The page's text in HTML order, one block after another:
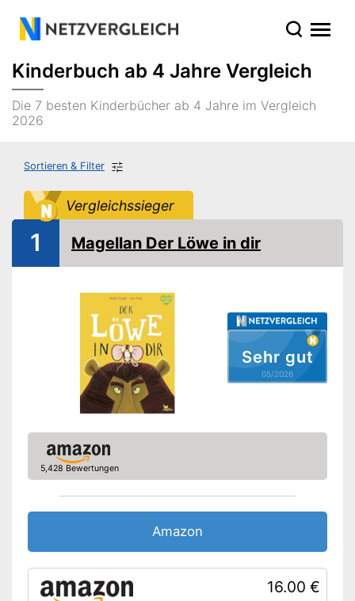
Kinderbuch ab 4 Jahre Vergleich
Die 7 besten Kinderbücher ab 4 Jahre im Vergleich
2026
Sortieren & Filter
Vergleichssieger
Sehr gut
05/2026
1 Magellan Der Löwe in dir
5,428 Bewertungen
Amazon
16.00 €